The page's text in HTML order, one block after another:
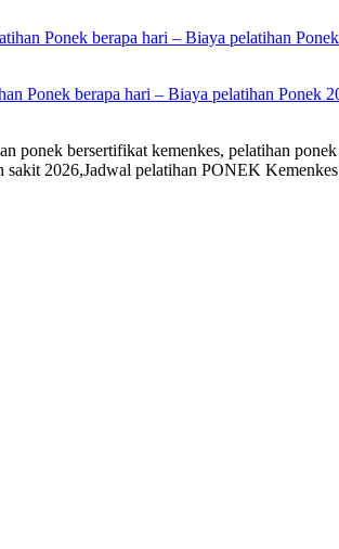
Ponek berapa hari – Biaya pelatihan Ponek
ponek bersertifikat kemenkes, pelatihan ponek
2026,Jadwal pelatihan PONEK